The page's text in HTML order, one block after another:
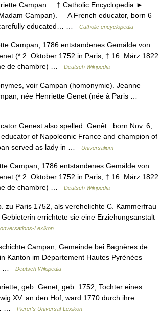
Campan † Catholic Encyclopedia ►
Campan). A French educator, born 6
carefully educated… …
Catholic encyclopedia
Campan; 1786 entstandenes Gemälde von
(* 2. Oktober 1752 in Paris; † 16. März 1822
de chambre) …
Deutsch Wikipedia
voir Campan (homonymie). Jeanne
née Henriette Genet (née à Paris …
Genest also spelled Genêt born Nov. 6,
of Napoleonic France and champion of
served as lady in …
Universalium
Campan; 1786 entstandenes Gemälde von
(* 2. Oktober 1752 in Paris; † 16. März 1822
de chambre) …
Deutsch Wikipedia
Paris 1752, als verehelichte C. Kammerfrau
errichtete sie eine Erziehungsanstalt
Lexikon
Campan, Gemeinde bei Bagnères de
Kanton im Département Hautes Pyrénées
…
Deutsch Wikipedia
geb. Genet; geb. 1752, Tochter eines
XV. an den Hof, ward 1770 durch ihre
…
Pierer's Universal-Lexikon